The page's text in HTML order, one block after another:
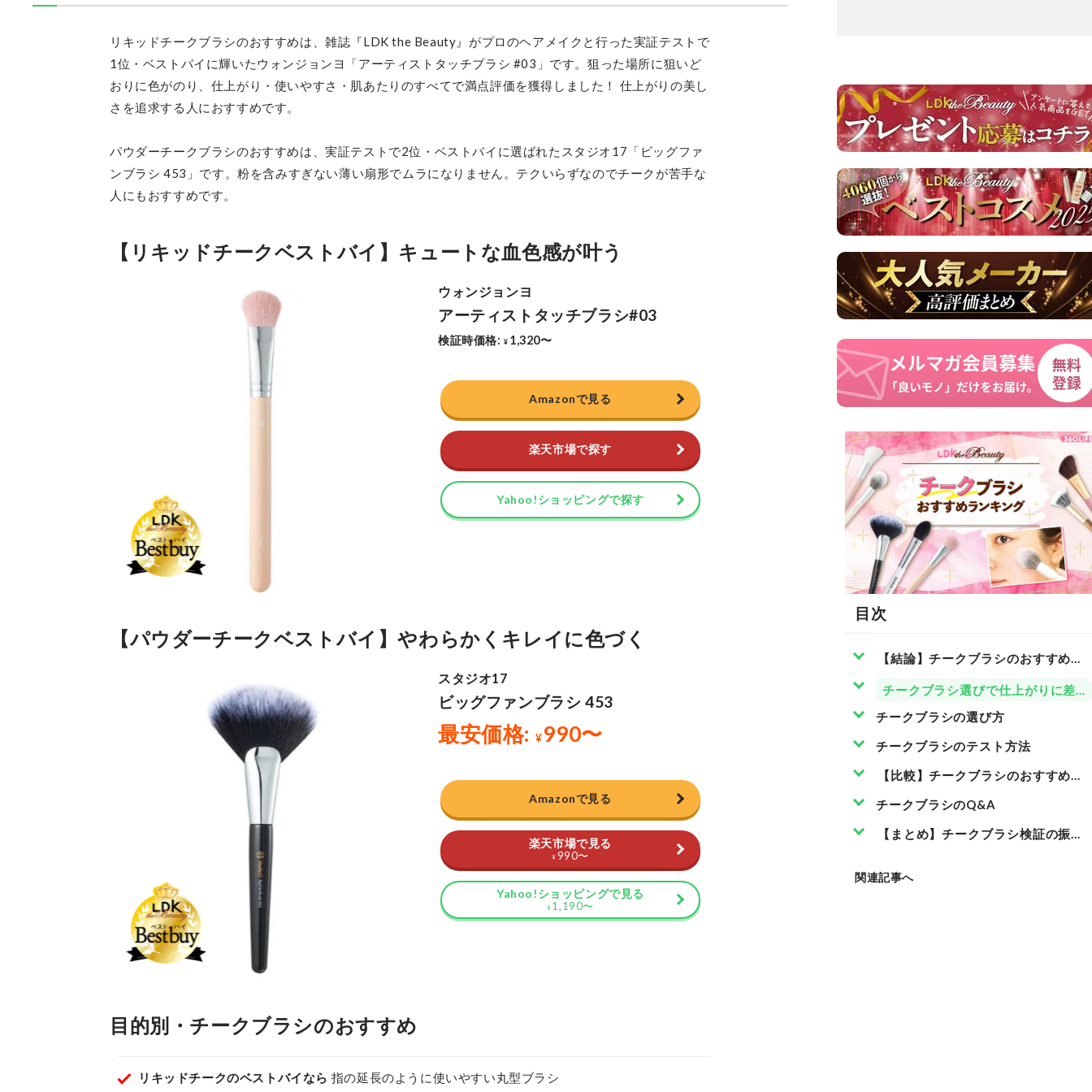
リキッドチークブラシのおすすめは、雑誌『LDK the Beauty』がプロのヘアメイクと行った実証テストで
1位・ベストバイに輝いたウォンジョンヨ「アーティストタッチブラシ #03」です。狙った場所に狙いど
おりに色がのり、仕上がり・使いやすさ・肌あたりのすべてで満点評価を獲得しました！ 仕上がりの美し
さを追求する人におすすめです。
パウダーチークブラシのおすすめは、実証テストで2位・ベストバイに選ばれたスタジオ17「ビッグファ
ンブラシ 453」です。粉を含みすぎない薄い扇形でムラになりません。テクいらずなのでチークが苦手な
人にもおすすめです。
【リキッドチークベストバイ】キュートな血色感が叶う
Amazonで見る
楽天市場で探す
Yahoo!ショッピングで探す
【パウダーチークベストバイ】やわらかくキレイに色づく
スタジオ17
最安価格:¥990 〜
Amazonで見る
楽天市場で見る
¥ 990〜
Yahoo!ショッピングで見る
¥ 1,190〜
目的別・チークブラシのおすすめ
リキッドチークのベストバイなら 指の延長のように使いやすい丸型ブラシ
目次
【結論】チークブラシのおすすめ
チークブラシ選びで仕上がりに差
チークブラシの選び方
チークブラシのテスト方法
【比較】チークブラシのおすすめラ
チークブラシのQ&A
【まとめ】チークブラシ検証の振り
関連記事へ